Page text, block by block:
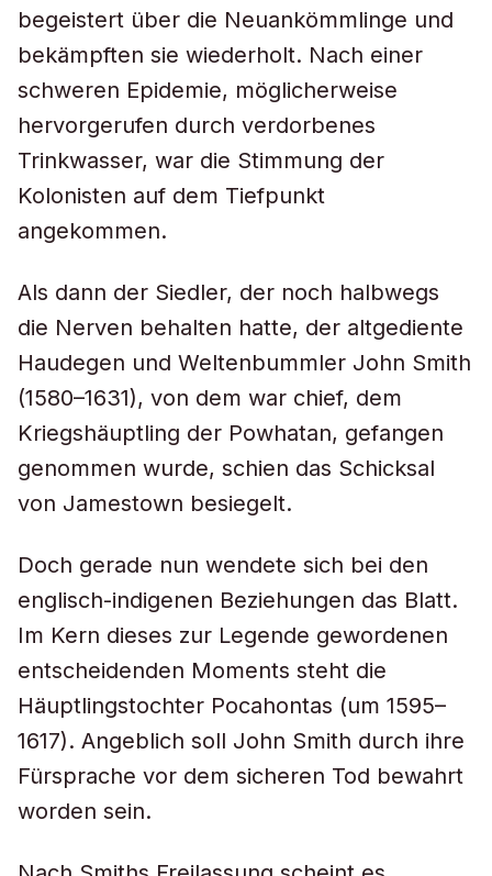
begeistert über die Neuankömmlinge und
bekämpften sie wiederholt. Nach einer
schweren Epidemie, möglicherweise
hervorgerufen durch verdorbenes
Trinkwasser, war die Stimmung der
Kolonisten auf dem Tiefpunkt
angekommen.
Als dann der Siedler, der noch halbwegs
die Nerven behalten hatte, der altgediente
Haudegen und Weltenbummler John Smith
(1580–1631), von dem war chief, dem
Kriegshäuptling der Powhatan, gefangen
genommen wurde, schien das Schicksal
von Jamestown besiegelt.
Doch gerade nun wendete sich bei den
englisch-indigenen Beziehungen das Blatt.
Im Kern dieses zur Legende gewordenen
entscheidenden Moments steht die
Häuptlingstochter Pocahontas (um 1595–
1617). Angeblich soll John Smith durch ihre
Fürsprache vor dem sicheren Tod bewahrt
worden sein.